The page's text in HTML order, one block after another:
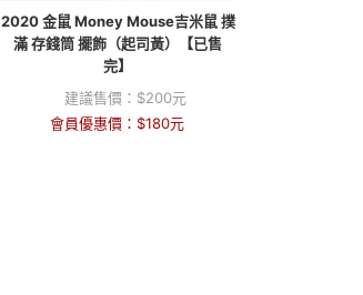
2020 金鼠 Money Mouse吉米鼠 撲
滿 存錢筒 擺飾（起司黃）【已售
完】
建議售價： $200元
會員優惠價： $180元